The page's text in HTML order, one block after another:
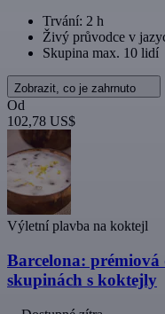
Trvání: 2 h
Živý průvodce v
Skupina max. 10 lidí
Zobrazit, co je zahrnuto
Od
102,78 US$
Výletní plavba na koktejl
Barcelona:
skupinách s koktejly